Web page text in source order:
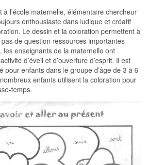
à l’école maternelle, élémentaire chercheur
enthousiaste dans ludique et créatif
Le dessin et la coloration permettent à
de question ressources importantes
les enseignants de la maternelle ont
d’éveil et d’ouverture d’esprit. Il est
pour enfants dans le groupe d’âge de 3 à 6
enfants utilisent la coloration pour
temps.